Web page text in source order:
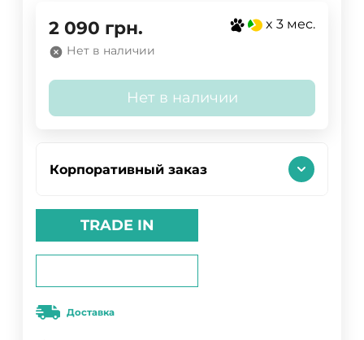
2 090 грн. x 3 мес.
Нет в наличии
Нет в наличии
Корпоративный заказ
TRADE IN
Доставка